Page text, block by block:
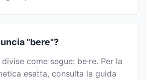
"bere"?
come segue: be·re. Per la
esatta, consulta la guida